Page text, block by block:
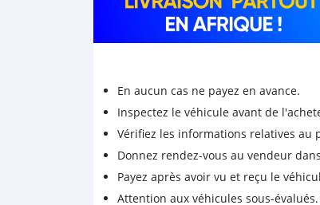
En aucun cas ne payez en avance.
Inspectez le véhicule avant de
Vérifiez les informations relatives
Donnez rendez-vous au vendeur
Payez après avoir vu et reçu le
Attention aux véhicules sous-